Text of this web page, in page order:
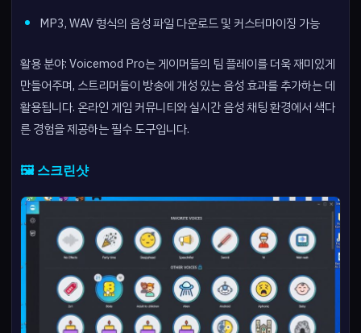
MP3, WAV 형식의 음성 파일 다운로드 및 커스터마이징 가능
활용 분야: Voicemod Pro는 게이머들의 팀 플레이를 더욱 재미있게
만들어주며, 스트리머들이 방송에 개성 있는 음성 효과를 추가하는 데
활용됩니다. 온라인 게임 커뮤니티와 실시간 음성 채팅 환경에서 색다
른 경험을 제공하는 필수 도구입니다.
🖼️ 스크린샷